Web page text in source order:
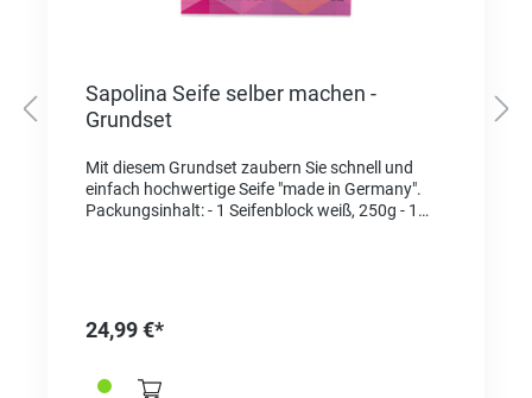
Sapolina Seife selber machen -
Grundset
Mit diesem Grundset zaubern Sie schnell und
einfach hochwertige Seife "made in Germany".
Packungsinhalt: - 1 Seifenblock weiß, 250g - 1
Design. Zweifarbig gestaltet kommen die kleinen
24,99 €*